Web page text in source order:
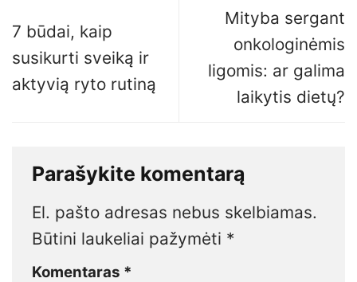
7 būdai, kaip
susikurti sveiką ir
aktyvią ryto rutiną
Mityba sergant
onkologinėmis
ligomis: ar galima
laikytis dietų?
Parašykite komentarą
El. pašto adresas nebus skelbiamas.
Būtini laukeliai pažymėti *
Komentaras *